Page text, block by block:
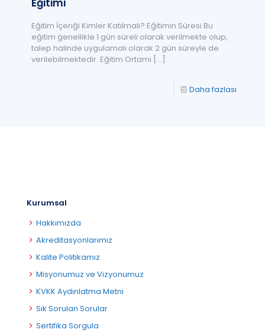
Eğitim İçeriği Kimler Katılmalı? Eğitimin Süresi Bu
eğitim genellikle 1 gün süreli olarak verilmekte olup,
talep halinde uygulamalı olarak 2 gün süreyle de
verilebilmektedir. Eğitim Ortamı […]
Daha fazlası
Kurumsal
Hakkımızda
Akreditasyonlarımız
Kalite Politikamız
Misyonumuz ve Vizyonumuz
KVKK Aydınlatma Metni
Sık Sorulan Sorular
Sertifika Sorgula